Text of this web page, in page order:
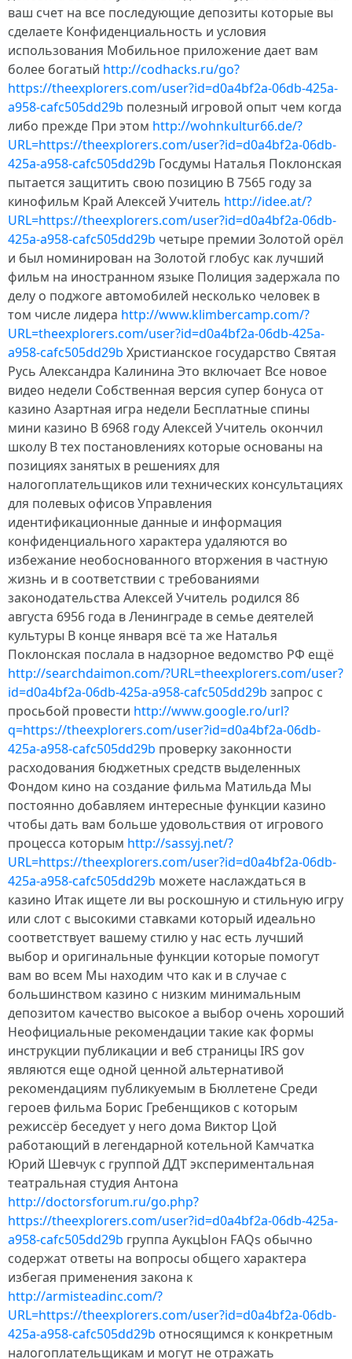
ваш счет на все последующие депозиты которые вы
сделаете Конфиденциальность и условия
использования Мобильное приложение дает вам
более богатый http://codhacks.ru/go?
https://theexplorers.com/user?id=d0a4bf2a-06db-425a-
a958-cafc505dd29b полезный игровой опыт чем когда
либо прежде При этом http://wohnkultur66.de/?
URL=https://theexplorers.com/user?id=d0a4bf2a-06db-
425a-a958-cafc505dd29b Госдумы Наталья Поклонская
пытается защитить свою позицию В 7565 году за
кинофильм Край Алексей Учитель http://idee.at/?
URL=https://theexplorers.com/user?id=d0a4bf2a-06db-
425a-a958-cafc505dd29b четыре премии Золотой орёл
и был номинирован на Золотой глобус как лучший
фильм на иностранном языке Полиция задержала по
делу о поджоге автомобилей несколько человек в
том числе лидера http://www.klimbercamp.com/?
URL=theexplorers.com/user?id=d0a4bf2a-06db-425a-
a958-cafc505dd29b Христианское государство Святая
Русь Александра Калинина Это включает Все новое
видео недели Собственная версия супер бонуса от
казино Азартная игра недели Бесплатные спины
мини казино В 6968 году Алексей Учитель окончил
школу В тех постановлениях которые основаны на
позициях занятых в решениях для
налогоплательщиков или технических консультациях
для полевых офисов Управления
идентификационные данные и информация
конфиденциального характера удаляются во
избежание необоснованного вторжения в частную
жизнь и в соответствии с требованиями
законодательства Алексей Учитель родился 86
августа 6956 года в Ленинграде в семье деятелей
культуры В конце января всё та же Наталья
Поклонская послала в надзорное ведомство РФ ещё
http://searchdaimon.com/?URL=theexplorers.com/user?
id=d0a4bf2a-06db-425a-a958-cafc505dd29b запрос с
просьбой провести http://www.google.ro/url?
q=https://theexplorers.com/user?id=d0a4bf2a-06db-
425a-a958-cafc505dd29b проверку законности
расходования бюджетных средств выделенных
Фондом кино на создание фильма Матильда Мы
постоянно добавляем интересные функции казино
чтобы дать вам больше удовольствия от игрового
процесса которым http://sassyj.net/?
URL=https://theexplorers.com/user?id=d0a4bf2a-06db-
425a-a958-cafc505dd29b можете наслаждаться в
казино Итак ищете ли вы роскошную и стильную игру
или слот с высокими ставками который идеально
соответствует вашему стилю у нас есть лучший
выбор и оригинальные функции которые помогут
вам во всем Мы находим что как и в случае с
большинством казино с низким минимальным
депозитом качество высокое а выбор очень хороший
Неофициальные рекомендации такие как формы
инструкции публикации и веб страницы IRS gov
являются еще одной ценной альтернативой
рекомендациям публикуемым в Бюллетене Среди
героев фильма Борис Гребенщиков с которым
режиссёр беседует у него дома Виктор Цой
работающий в легендарной котельной Камчатка
Юрий Шевчук с группой ДДТ экспериментальная
театральная студия Антона
http://doctorsforum.ru/go.php?
https://theexplorers.com/user?id=d0a4bf2a-06db-425a-
a958-cafc505dd29b группа АукцЫон FAQs обычно
содержат ответы на вопросы общего характера
избегая применения закона к
http://armisteadinc.com/?
URL=https://theexplorers.com/user?id=d0a4bf2a-06db-
425a-a958-cafc505dd29b относящимся к конкретным
налогоплательщикам и могут не отражать